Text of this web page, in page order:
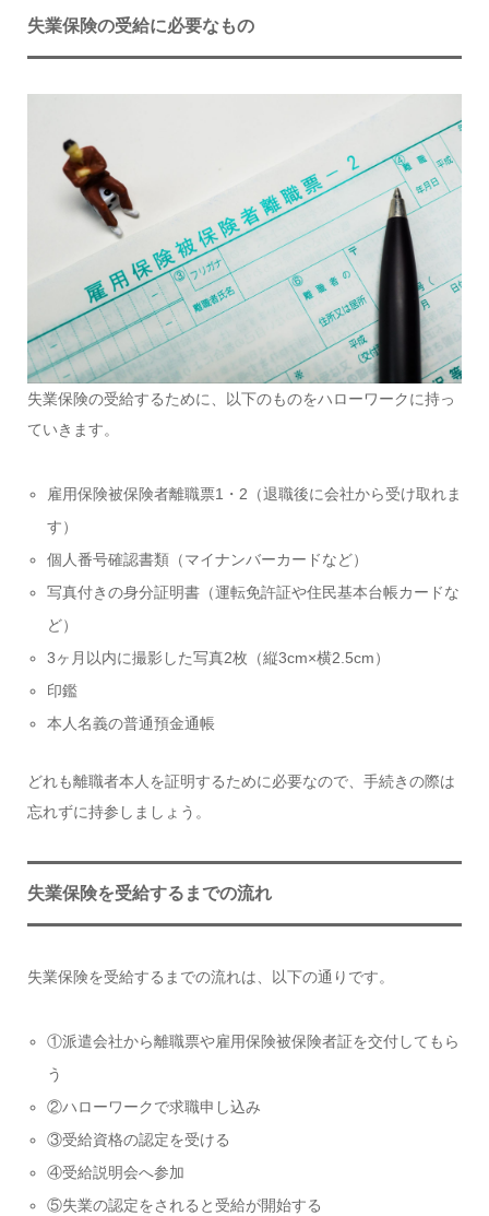
失業保険の受給に必要なもの
失業保険の受給するために、以下のものをハローワークに持っ
ていきます。
雇用保険被保険者離職票1・2（退職後に会社から受け取れま
す）
個人番号確認書類（マイナンバーカードなど）
写真付きの身分証明書（運転免許証や住民基本台帳カードな
ど）
3ヶ月以内に撮影した写真2枚（縦3cm×横2.5cm）
印鑑
本人名義の普通預金通帳
どれも離職者本人を証明するために必要なので、手続きの際は
忘れずに持参しましょう。
失業保険を受給するまでの流れ
失業保険を受給するまでの流れは、以下の通りです。
①派遣会社から離職票や雇用保険被保険者証を交付してもら
う
②ハローワークで求職申し込み
③受給資格の認定を受ける
④受給説明会へ参加
⑤失業の認定をされると受給が開始する